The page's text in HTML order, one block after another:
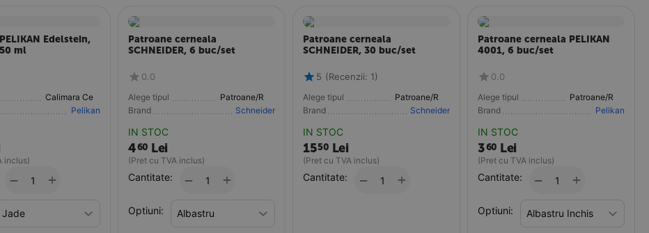
Edelstein,
ml
Calimara Cerneala
Pelikan
inclus)
+
−
Patroane cerneala
SCHNEIDER, 6 buc/set
0.0
Alege tipul
Brand
Schneider
IN STOC
460 Lei
(Pret cu TVA inclus)
Cantitate: +
−
Optiuni:
Patroane cerneala
SCHNEIDER, 30 buc/set
5 (Recenzii: 1)
Alege tipul
Brand
Schneider
IN STOC
1550 Lei
(Pret cu TVA inclus)
Cantitate: +
−
Patroane cerneala PELIKAN
4001, 6 buc/set
0.0
Alege tipul
Brand
Pelikan
IN STOC
360 Lei
(Pret cu TVA inclus)
Cantitate: +
−
Optiuni: